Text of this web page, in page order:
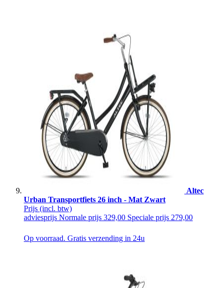
Altec
Urban Transportfiets 26 inch - Mat Zwart
Prijs (incl. btw)
adviesprijs Normale prijs 329,00 Speciale prijs 279,00
Op voorraad. Gratis verzending in 24u